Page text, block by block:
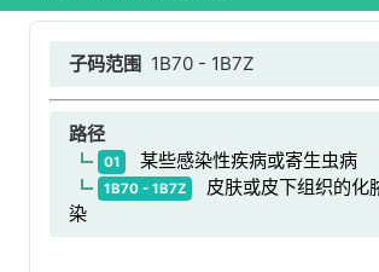
子码范围 1B70 - 1B7Z
路径
01 某些感染性疾病或寄生虫病
1B70 - 1B7Z
皮肤或皮下组织的化
染